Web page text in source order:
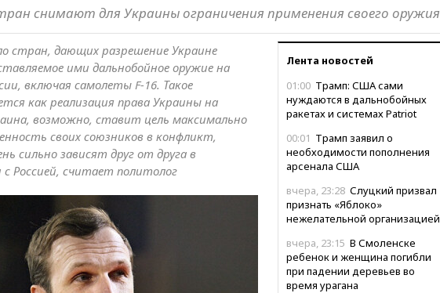
снимают для Украины ограничения применения своего оружия
Лента новостей
01:00 Трамп: США сами
нуждаются в дальнобойных
ракетах и системах Patriot
00:01 Трамп заявил о
необходимости пополнения
арсенала США
вчера, 23:28 Слуцкий призвал
признать «Яблоко»
нежелательной организацией
вчера, 23:15 В Смоленске
ребенок и женщина погибли
при падении деревьев во
время урагана
стран, дающих разрешение Украине
ими дальнобойное оружие на
включая самолеты F-16. Такое
как реализация права Украины на
возможно, ставит цель максимально
своих союзников в конфликт,
сильно зависят друг от друга в
Россией, считает политолог